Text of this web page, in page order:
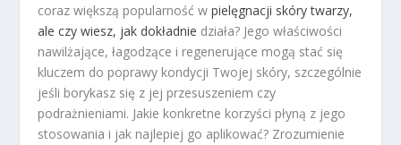
coraz większą popularność wpielęgnacji skóry twarzy,
ale czy wiesz, jak dokładnie działa? Jego właściwości
nawilżające, łagodzące i regenerujące mogą stać się
kluczem do poprawy kondycji Twojej skóry, szczególnie
jeśli borykasz się z jej przesuszeniem czy
podrażnieniami. Jakie konkretne korzyści płyną z jego
stosowania i jak najlepiej go aplikować? Zrozumienie